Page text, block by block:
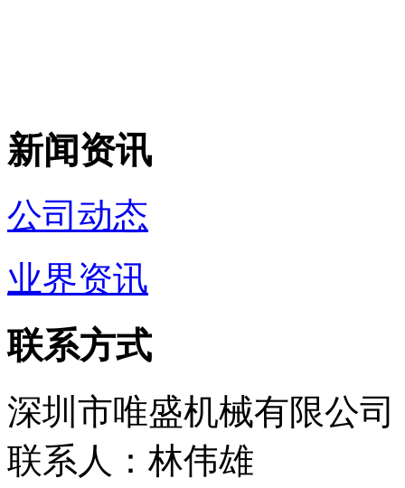
新闻资讯
公司动态
业界资讯
联系方式
深圳市唯盛机械有限公司
联系人：林伟雄